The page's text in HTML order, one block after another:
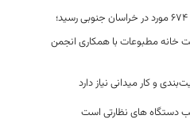
خانه مطبوعات با همکاری انجمن
و کار میدانی نیاز دارد
دستگاه های نظارتی است